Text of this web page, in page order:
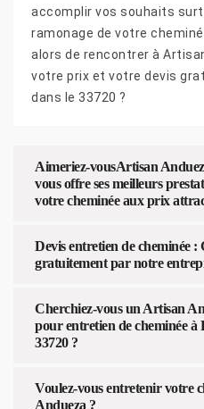
accomplir vos souhaits
ramonage de votre
alors de rencontrer à
votre prix et votre devis
dans le 33720 ?
Aimeriez-vousArtisan
vous offre ses meilleurs
votre cheminée aux prix
Devis entretien de cheminée :
gratuitement par notre
Cherchiez-vous un Artisan
pour entretien de cheminée à
33720 ?
Voulez-vous entretenir votre
Andueza ?